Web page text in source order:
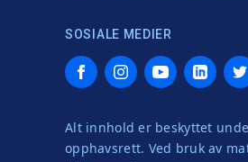
SOSIALE MEDIER
FacebookInstagramYouTubeLinkedIn
Alt innhold er beskyttet
opphavsrett. Ved bruk av